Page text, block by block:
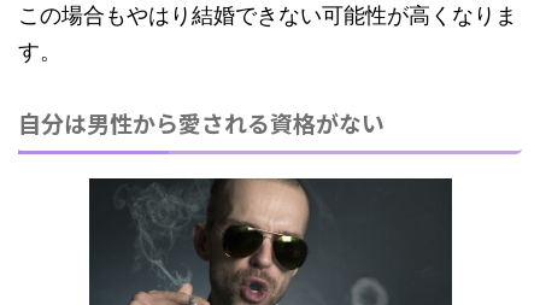
この場合もやはり結婚できない可能性が高くなりま
す。
自分は男性から愛される資格がない